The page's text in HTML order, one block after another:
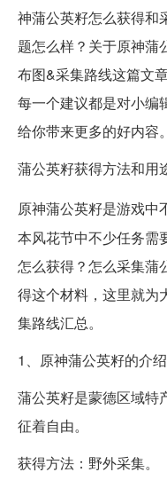
神蒲公英籽怎么获得和
题怎么样？关于原神蒲
布图&采集路线这篇文
每一个建议都是对小编
给你带来更多的好内容
蒲公英籽获得方法和用
原神蒲公英籽是游戏中
本风花节中不少任务需
怎么获得？怎么采集蒲
得这个材料，这里就为
集路线汇总。
1、原神蒲公英籽的介绍
蒲公英籽是蒙德区域特
征着自由。
获得方法：野外采集。